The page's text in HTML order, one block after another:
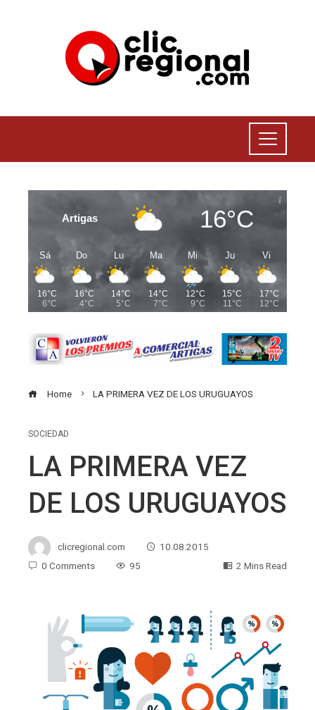
Artigas 16°C
Sá
16°C
6°C
Do
16°C
4°C
Lu
14°C
5°C
Ma
14°C
7°C
Mi
12°C
9°C
Ju
15°C
11°C
Vi
17°C
12°C
Home LA PRIMERA VEZ DE LOS URUGUAYOS
SOCIEDAD
LA PRIMERA VEZ
DE LOS URUGUAYOS
clicregional.com
10.08.2015
0 Comments
95 2 Mins Read